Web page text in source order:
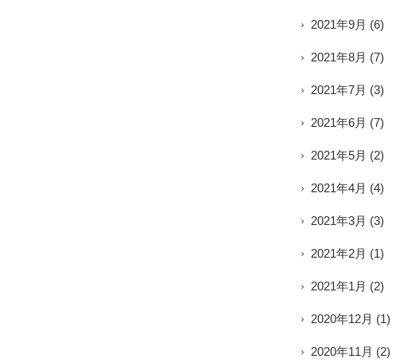
2021年9月 (6)
2021年8月 (7)
2021年7月 (3)
2021年6月 (7)
2021年5月 (2)
2021年4月 (4)
2021年3月 (3)
2021年2月 (1)
2021年1月 (2)
2020年12月 (1)
2020年11月 (2)